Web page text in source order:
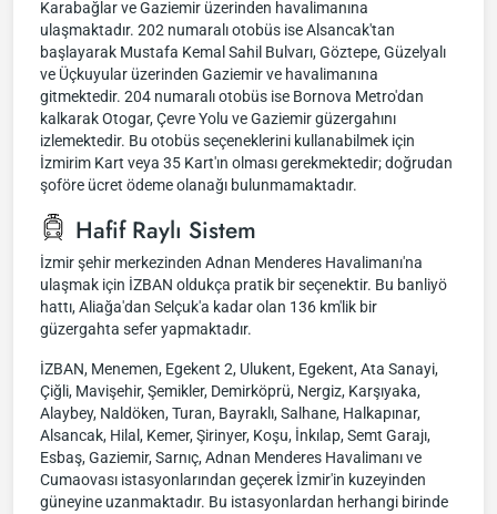
Karabağlar ve Gaziemir üzerinden havalimanına
ulaşmaktadır. 202 numaralı otobüs ise Alsancak'tan
başlayarak Mustafa Kemal Sahil Bulvarı, Göztepe, Güzelyalı
ve Üçkuyular üzerinden Gaziemir ve havalimanına
gitmektedir. 204 numaralı otobüs ise Bornova Metro'dan
kalkarak Otogar, Çevre Yolu ve Gaziemir güzergahını
izlemektedir. Bu otobüs seçeneklerini kullanabilmek için
İzmirim Kart veya 35 Kart'ın olması gerekmektedir; doğrudan
şoföre ücret ödeme olanağı bulunmamaktadır.
Hafif Raylı Sistem
İzmir şehir merkezinden Adnan Menderes Havalimanı'na
ulaşmak için İZBAN oldukça pratik bir seçenektir. Bu banliyö
hattı, Aliağa'dan Selçuk'a kadar olan 136 km'lik bir
güzergahta sefer yapmaktadır.
İZBAN, Menemen, Egekent 2, Ulukent, Egekent, Ata Sanayi,
Çiğli, Mavişehir, Şemikler, Demirköprü, Nergiz, Karşıyaka,
Alaybey, Naldöken, Turan, Bayraklı, Salhane, Halkapınar,
Alsancak, Hilal, Kemer, Şirinyer, Koşu, İnkılap, Semt Garajı,
Esbaş, Gaziemir, Sarnıç, Adnan Menderes Havalimanı ve
Cumaovası istasyonlarından geçerek İzmir'in kuzeyinden
güneyine uzanmaktadır. Bu istasyonlardan herhangi birinde